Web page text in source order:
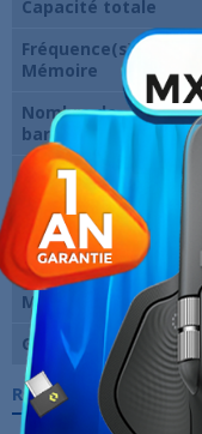
Capacité totale
Fréquence(s)
Mémoire
Nombre de
barrette(s)
CAS Latency
Tension
Utilisation
Marque
Garantie
Références